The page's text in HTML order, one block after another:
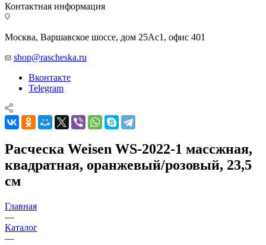
Контактная информация
Москва, Варшавское шоссе, дом 25Аc1, офис 401
shop@rascheska.ru
Вконтакте
Telegram
Расческа Weisen WS-2022-1 массжная,
квадратная, оранжевый/розовый, 23,5
см
Главная
—
Каталог
—